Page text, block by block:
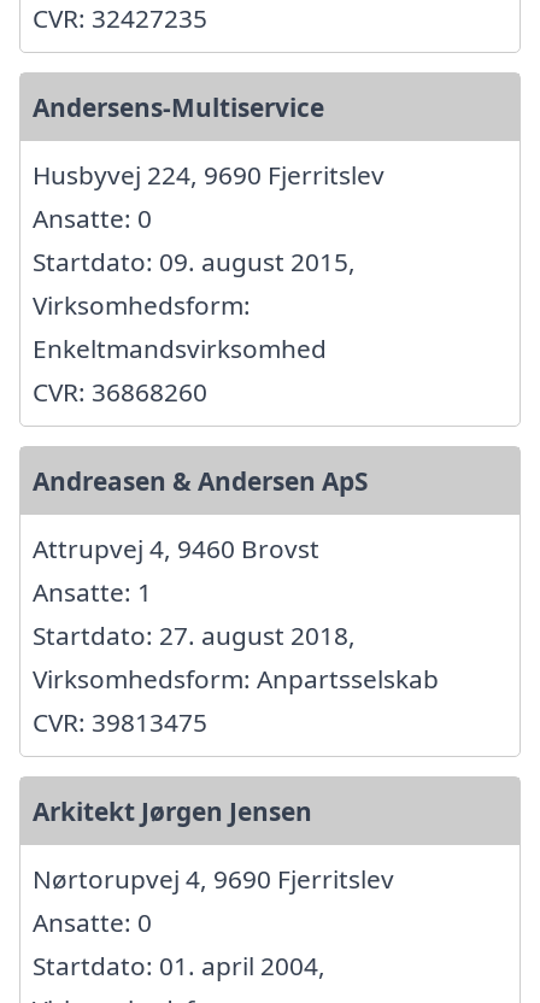
CVR: 32427235
Andersens-Multiservice
Husbyvej 224, 9690 Fjerritslev
Ansatte: 0
Startdato: 09. august 2015,
Virksomhedsform:
Enkeltmandsvirksomhed
CVR: 36868260
Andreasen & Andersen ApS
Attrupvej 4, 9460 Brovst
Ansatte: 1
Startdato: 27. august 2018,
Virksomhedsform: Anpartsselskab
CVR: 39813475
Arkitekt Jørgen Jensen
Nørtorupvej 4, 9690 Fjerritslev
Ansatte: 0
Startdato: 01. april 2004,